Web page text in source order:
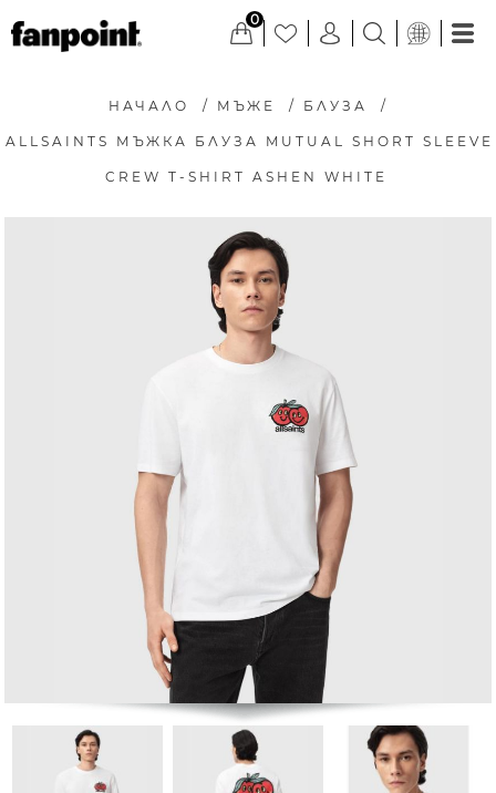
0
НАЧАЛО / МЪЖЕ / БЛУЗА /
ALLSAINTS МЪЖКА БЛУЗА MUTUAL SHORT SLEEVE
CREW T-SHIRT ASHEN WHITE